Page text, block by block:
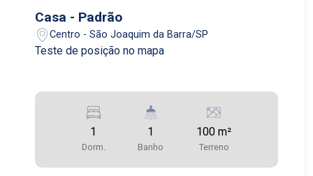
Casa - Padrão
Centro - São Joaquim da Barra/SP
Teste de posição no mapa
1
Dorm.
1
Banho
100 m²
Terreno